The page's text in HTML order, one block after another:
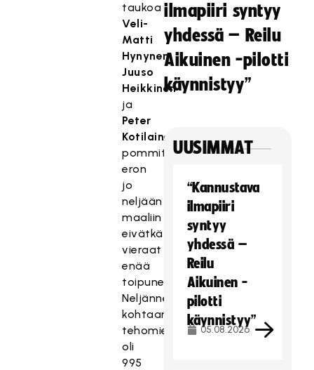
taukoa
Veli-
Matti
Hynynen,
Juuso
Heikkinen
ja
Peter
Kotilainen
pommittivat
eron
jo
neljään
maaliin
eivätkä
vieraat
enää
toipuneet.
Neljännen
kohtaamisen
tehomies
oli
995
ilmapiiri syntyy
yhdessä – Reilu
Aikuinen -pilotti
käynnistyy”
UUSIMMAT
“Kannustava
ilmapiiri
syntyy
yhdessä –
Reilu
Aikuinen -
pilotti
käynnistyy”
05.08.2026